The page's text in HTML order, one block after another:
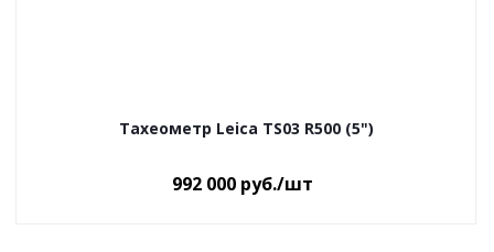
Тахеометр Leica TS03 R500 (5")
992 000 руб./шт